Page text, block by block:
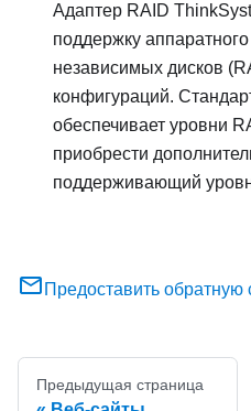
Адаптер RAID
поддержку
независимых дисков
конфигураций.
обеспечивает уровни
приобрести
поддерживающий
Предоставить обратную
Предыдущая страница